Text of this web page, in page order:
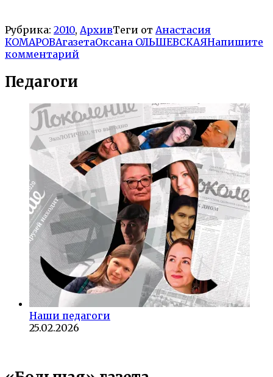
Рубрика: 2010, АрхивТеги от Анастасия
КОМАРОВАгазетаОксана ОЛЬШЕВСКАЯНапишите
комментарий
Педагоги
Наши педагоги
25.02.2026